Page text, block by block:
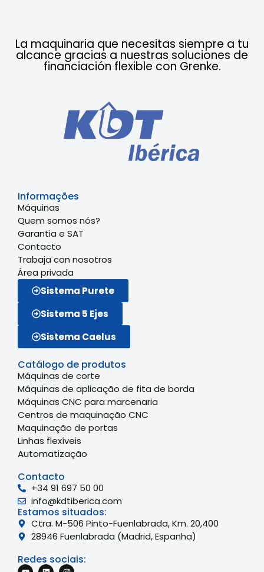
La maquinaria que necesitas siempre a tu
alcance gracias a nuestras soluciones de
financiación flexible con Grenke.
Informações
Máquinas
Quem somos nós?
Garantia e SAT
Contacto
Trabaja con nosotros
Área privada
Sistema Purete
Sistema 5 Ejes
Sistema Caelus
Catálogo de produtos
Máquinas de corte
Máquinas de aplicação de fita de borda
Máquinas CNC para marcenaria
Centros de maquinação CNC
Maquinação de portas
Linhas flexíveis
Automatização
Contacto
+34 91 697 50 00
info@kdtiberica.com
Estamos situados:
Ctra. M-506 Pinto-Fuenlabrada, Km. 20,400
28946 Fuenlabrada (Madrid, Espanha)
Redes sociais: